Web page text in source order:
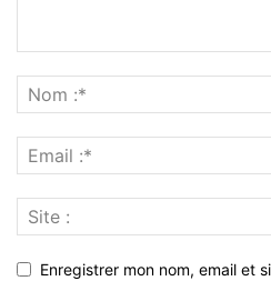
Enregistrer mon nom, email et